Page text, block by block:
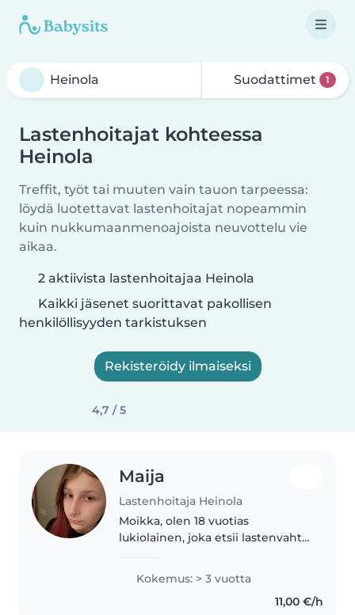
Suodattimet 1
Lastenhoitajat kohteessa
Heinola
Treffit, työt tai muuten vain tauon tarpeessa:
löydä luotettavat lastenhoitajat nopeammin
kuin nukkumaanmenoajoista neuvottelu vie
aikaa.
2 aktiivista lastenhoitajaa Heinola
Kaikki jäsenet suorittavat pakollisen
henkilöllisyyden tarkistuksen
Rekisteröidy ilmaiseksi
4,7 / 5
Maija
Lastenhoitaja Heinola
Moikka, olen 18 vuotias
lukiolainen, joka etsii lastenvahti
erityisluokalla viikon
harjoittelussa ja valmennan
lapsia työkseni (5-7 vuotiaita). Osa
Kokemus: > 3 vuotta
11,00 €/h